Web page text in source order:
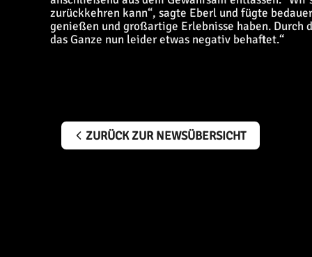
zurückkehren kann“, sagte Eberl und fügte
genießen und großartige Erlebnisse haben. Durch
das Ganze nun leider etwas negativ behaftet.“
ZURÜCK ZUR NEWSÜBERSICHT